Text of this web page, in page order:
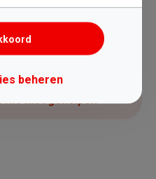
me geholpen
niet geholpen
beheren